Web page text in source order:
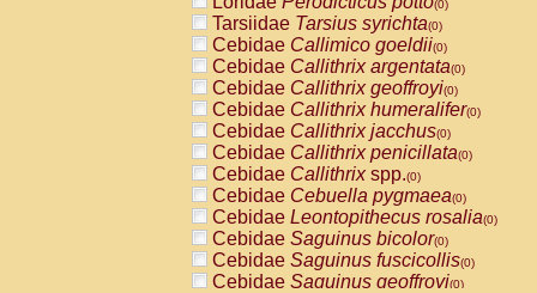
(0)
Tarsiidae Tarsius syrichta(0)
Cebidae Callimico goeldii(0)
Cebidae Callithrix argentata(0)
Cebidae Callithrix geoffroyi(0)
Cebidae Callithrix humeralifer(0)
Cebidae Callithrix jacchus(0)
Cebidae Callithrix penicillata(0)
Cebidae Callithrixspp.(0)
Cebidae Cebuella pygmaea(0)
Cebidae Leontopithecus rosalia(0)
Cebidae Saguinus bicolor(0)
Cebidae Saguinus fuscicollis(0)
Cebidae Saguinus geoffroyi(0)